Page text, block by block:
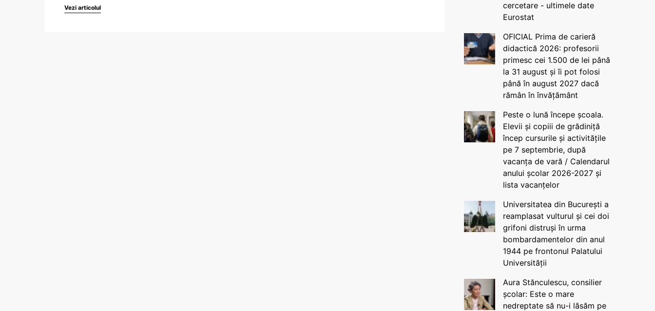
Vezi articolul
cercetare - ultimele date
Eurostat
OFICIAL Prima de carieră
didactică 2026: profesorii
primesc cei 1.500 de lei până
la 31 august și îi pot folosi
până în august 2027 dacă
rămân în învățământ
Peste o lună începe școala.
Elevii și copiii de grădiniță
încep cursurile și activitățile
pe 7 septembrie, după
vacanța de vară / Calendarul
anului școlar 2026-2027 și
lista vacanțelor
Universitatea din București a
reamplasat vulturul și cei doi
grifoni distruși în urma
bombardamentelor din anul
1944 pe frontonul Palatului
Universității
Aura Stănculescu, consilier
școlar: Este o mare
nedreptate să nu-i lăsăm pe